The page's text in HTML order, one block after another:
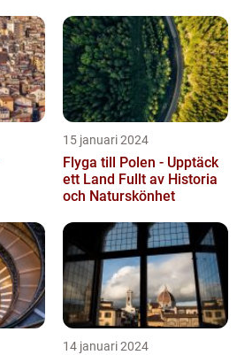
15 januari 2024
Flyga till Polen - Upptäck
ett Land Fullt av Historia
och Naturskönhet
14 januari 2024